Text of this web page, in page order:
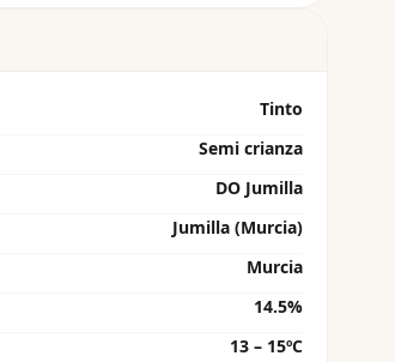
Tinto
Semi crianza
DO Jumilla
Jumilla (Murcia)
Murcia
14.5%
13 – 15ºC